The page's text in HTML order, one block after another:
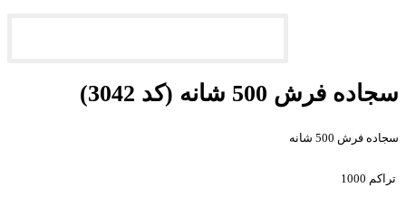
سجاده فرش 500 شانه (کد 3042)
سجاده فرش 500 شانه
تراکم 1000